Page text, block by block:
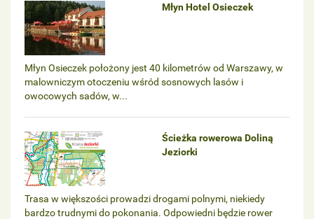
Młyn Hotel Osieczek
Młyn Osieczek położony jest 40 kilometrów od Warszawy, w
malowniczym otoczeniu wśród sosnowych lasów i
owocowych sadów, w...
Ścieżka rowerowa Doliną
Jeziorki
Trasa w większości prowadzi drogami polnymi, niekiedy
bardzo trudnymi do pokonania. Odpowiedni będzie rower